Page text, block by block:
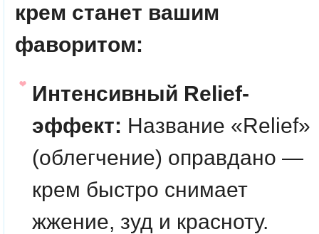
крем станет вашим
фаворитом:
Интенсивный Relief-
эффект: Название «Relief»
(облегчение) оправдано —
крем быстро снимает
жжение, зуд и красноту.